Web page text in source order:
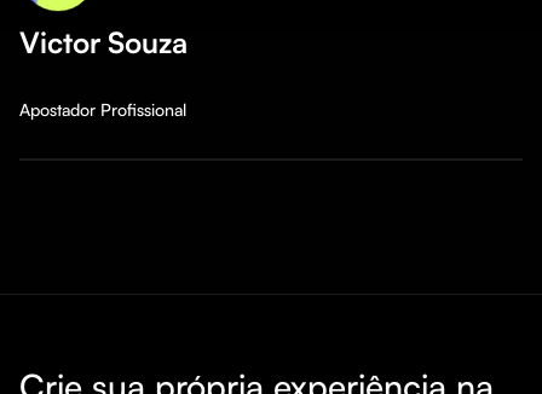
Victor Souza
Apostador Profissional